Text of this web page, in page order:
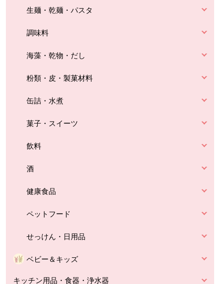
生麺・乾麺・パスタ
調味料
海藻・乾物・だし
粉類・皮・製菓材料
缶詰・水煮
菓子・スイーツ
飲料
酒
健康食品
ペットフード
せっけん・日用品
ベビー＆キッズ
キッチン用品・食器・浄水器